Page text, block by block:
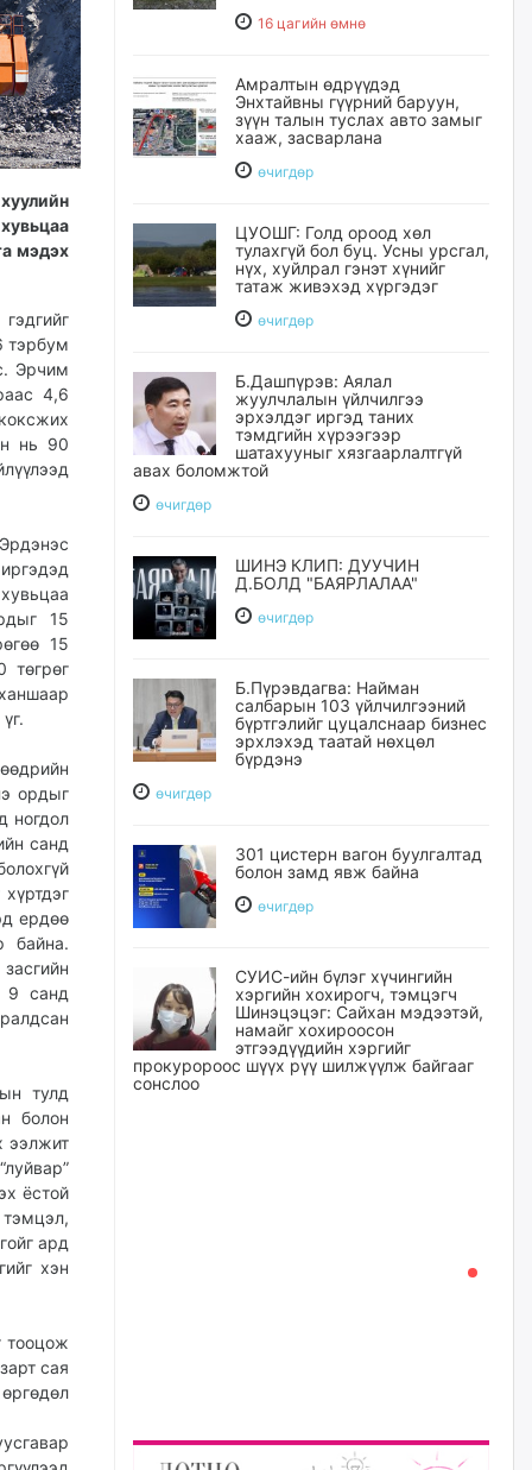
мэдэх
тэрбум
Эрчим
4,6
нь 90
15
15
төгрөг
ордыг
ногдол
санд
ердөө
байна.
9 санд
тулд
болон
ээлжит
ёстой
ард
хэн
тооцож
сая
16 цагийн өмнө
Амралтын өдрүүдэд
Энхтайвны гүүрний баруун,
зүүн талын туслах авто замыг
хааж, засварлана
өчигдѳр
ЦУОШГ: Голд ороод хөл
тулахгүй бол буц. Усны урсгал,
нүх, хуйлрал гэнэт хүнийг
татаж живэхэд хүргэдэг
өчигдѳр
Б.Дашпүрэв: Аялал
жуулчлалын үйлчилгээ
эрхэлдэг иргэд таних
тэмдгийн хүрээгээр
шатахууныг хязгаарлалтгүй
авах боломжтой
өчигдѳр
ШИНЭ КЛИП: ДУУЧИН
Д.БОЛД "БАЯРЛАЛАА"
өчигдѳр
Б.Пүрэвдагва: Найман
салбарын 103 үйлчилгээний
бүртгэлийг цуцалснаар бизнес
эрхлэхэд таатай нөхцөл
бүрдэнэ
өчигдѳр
301 цистерн вагон буулгалтад
болон замд явж байна
өчигдѳр
СУИС-ийн бүлэг хүчингийн
хэргийн хохирогч, тэмцэгч
Шинэцэцэг: Сайхан мэдээтэй,
намайг хохироосон
этгээдүүдийн хэргийг
прокуророос шүүх рүү шилжүүлж байгааг
сонслоо